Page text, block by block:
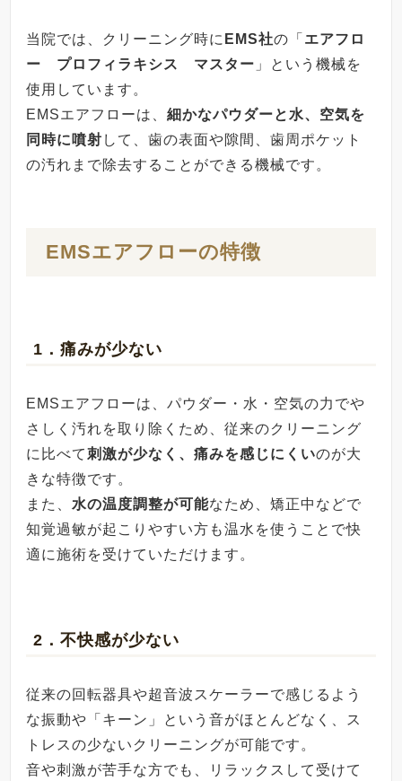
当院では、クリーニング時に EMS社の「 エアフロ
ー プロフィラキシス マスター 」という機械を
使用しています。
EMSエアフローは、細かなパウダーと水、空気を
同時に噴射 して、歯の表面や隙間、歯周ポケット
の汚れまで除去することができる機械です。
EMSエアフローの特徴
1．痛みが少ない
EMSエアフローは、パウダー・水・空気の力でや
さしく汚れを取り除くため、従来のクリーニング
に比べて刺激が少なく、痛みを感じにくいのが大
きな特徴です。
また、 水の温度調整が可能なため、矯正中などで
知覚過敏が起こりやすい方も温水を使うことで快
適に施術を受けていただけます。
2．不快感が少ない
従来の回転器具や超音波スケーラーで感じるよう
な振動や「キーン」という音がほとんどなく、ス
トレスの少ないクリーニングが可能です。
音や刺激が苦手な方でも、リラックスして受けて